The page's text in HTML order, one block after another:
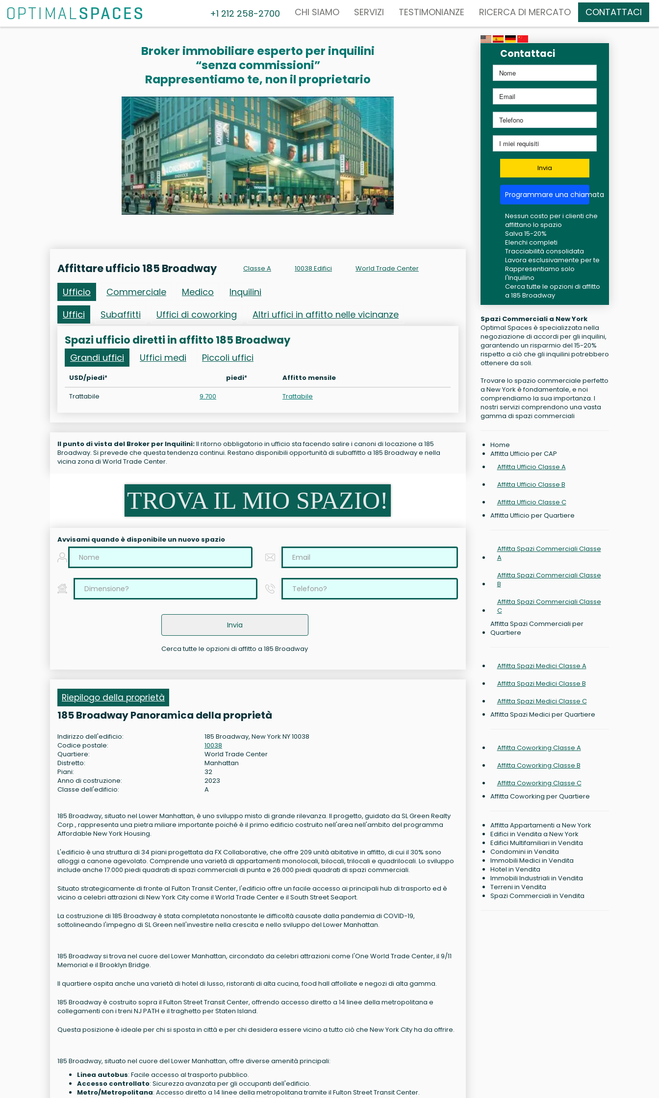
+1 212 258-2700 CHI SIAMO SERVIZI TESTIMONIANZE RICERCA DI MERCATO CONTATTACI
Broker immobiliare esperto per inquilini
“senza commissioni”
Rappresentiamo te, non il proprietario
Affittare ufficio 185 Broadway Classe A 10038 Edifici World Trade Center
Ufficio Commerciale Medico
Inquilini
Uffici
Subaffitti Uffici di coworking Altri uffici in affitto nelle vicinanze
Spazi ufficio diretti in affitto 185 Broadway
Grandi uffici Uffici medi Piccoli uffici
USD/piedi² piedi²
Affitto mensile
Trattabile
9.700 Trattabile
Il punto di vista del Broker per Inquilini:Il ritorno obbligatorio in ufficio sta facendo salire i canoni di locazione a 185
Broadway. Si prevede che questa tendenza continui. Restano disponibili opportunità di subaffitto a 185 Broadway e nella
vicina zona di World Trade Center.
TROVA IL MIO SPAZIO!
Avvisami quando è disponibile un nuovo spazio
Invia
Cerca tutte le opzioni di affitto a 185 Broadway
Riepilogo della proprietà
185 Broadway Panoramica della proprietà
Indirizzo dell'edificio:
185 Broadway, New York NY 10038
Codice postale:
10038
Quartiere:
World Trade Center
Distretto:
Manhattan
Piani:
32
Anno di costruzione:
2023
Classe dell'edificio:
A
185 Broadway, situato nel Lower Manhattan, è uno sviluppo misto di grande rilevanza. Il progetto, guidato da SL Green Realty
Corp., rappresenta una pietra miliare importante poiché è il primo edificio costruito nell'area nell'ambito del programma
Affordable New York Housing.
L'edificio è una struttura di 34 piani progettata da FX Collaborative, che offre 209 unità abitative in affitto, di cui il 30% sono
alloggi a canone agevolato. Comprende una varietà di appartamenti monolocali, bilocali, trilocali e quadrilocali. Lo sviluppo
include anche 17.000 piedi quadrati di spazi commerciali di punta e 26.000 piedi quadrati di spazi commerciali.
Situato strategicamente di fronte al Fulton Transit Center, l'edificio offre un facile accesso ai principali hub di trasporto ed è
vicino a celebri attrazioni di New York City come il World Trade Center e il South Street Seaport.
La costruzione di 185 Broadway è stata completata nonostante le difficoltà causate dalla pandemia di COVID-19,
sottolineando l'impegno di SL Green nell'investire nella crescita e nello sviluppo del Lower Manhattan.
185 Broadway si trova nel cuore del Lower Manhattan, circondato da celebri attrazioni come l'One World Trade Center, il 9/11
Memorial e il Brooklyn Bridge.
Il quartiere ospita anche una varietà di hotel di lusso, ristoranti di alta cucina, food hall affollate e negozi di alta gamma.
185 Broadway è costruito sopra il Fulton Street Transit Center, offrendo accesso diretto a 14 linee della metropolitana e
collegamenti con i treni NJ PATH e il traghetto per Staten Island.
Questa posizione è ideale per chi si sposta in città e per chi desidera essere vicino a tutto ciò che New York City ha da offrire.
185 Broadway, situato nel cuore del Lower Manhattan, offre diverse amenità principali:
Linea autobus: Facile accesso al trasporto pubblico.
Accesso controllato: Sicurezza avanzata per gli occupanti dell'edificio.
Metro/Metropolitana: Accesso diretto a 14 linee della metropolitana tramite il Fulton Street Transit Center.
Contattaci
Invia
Programmare una chiamata
Nessun costo per i clienti che
affittano lo spazio
Salva 15-20%
Elenchi completi
Tracciabilità consolidata
Lavora esclusivamente per te
Rappresentiamo solo
l'Inquilino
Cerca tutte le opzioni di affitto
a 185 Broadway
Spazi Commerciali a New York
Optimal Spaces è specializzata nella
negoziazione di accordi per gli inquilini,
garantendo un risparmio del 15-20%
rispetto a ciò che gli inquilini potrebbero
ottenere da soli.
Trovare lo spazio commerciale perfetto
a New York è fondamentale, e noi
comprendiamo la sua importanza. I
nostri servizi comprendono una vasta
gamma di spazi commerciali
Home
Affitta Ufficio per CAP
Affitta Ufficio Classe A
Affitta Ufficio Classe B
Affitta Ufficio Classe C
Affitta Ufficio per Quartiere
Affitta Spazi Commerciali Classe
A
Affitta Spazi Commerciali Classe
B
Affitta Spazi Commerciali Classe
C
Affitta Spazi Commerciali per
Quartiere
Affitta Spazi Medici Classe A
Affitta Spazi Medici Classe B
Affitta Spazi Medici Classe C
Affitta Spazi Medici per Quartiere
Affitta Coworking Classe A
Affitta Coworking Classe B
Affitta Coworking Classe C
Affitta Coworking per Quartiere
Affitta Appartamenti a New York
Edifici in Vendita a New York
Edifici Multifamiliari in Vendita
Condomini in Vendita
Immobili Medici in Vendita
Hotel in Vendita
Immobili Industriali in Vendita
Terreni in Vendita
Spazi Commerciali in Vendita